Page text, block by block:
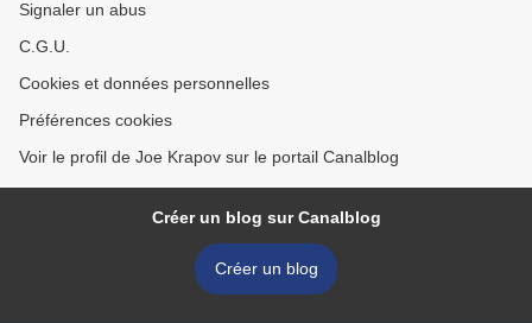
Signaler un abus
C.G.U.
Cookies et données personnelles
Préférences cookies
Voir le profil de Joe Krapov sur le portail Canalblog
Créer un blog sur Canalblog
Créer un blog